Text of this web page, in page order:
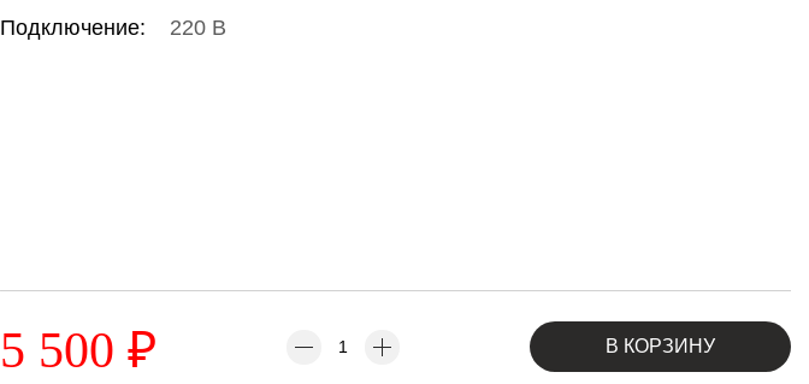
Подключение:
220 В
5 500 ₽ В КОРЗИНУ